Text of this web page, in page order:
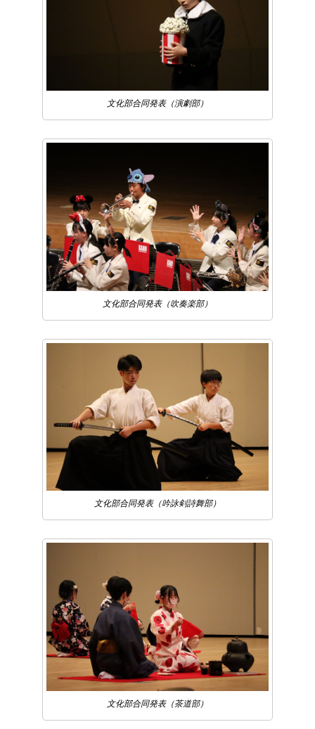
文化部合同発表（演劇部）
文化部合同発表（吹奏楽部）
文化部合同発表（吟詠剣詩舞部）
文化部合同発表（茶道部）